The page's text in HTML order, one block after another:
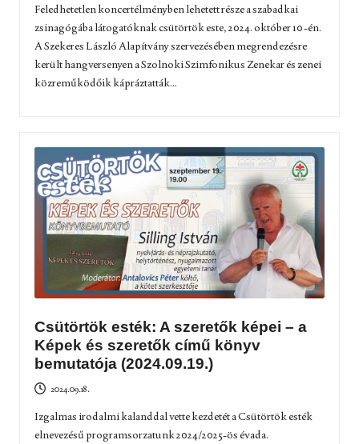
Feledhetetlen koncertélményben lehetett része a szabadkai
zsinagógába látogatóknak csütörtök este, 2024. október 10-én.
A Szekeres László Alapítvány szervezésében megrendezésre
került hangversenyen a Szolnoki Szimfonikus Zenekar és zenei
közreműködőik kápráztatták...
Csütörtök esték: A szeretők képei – a
Képek és szeretők című könyv
bemutatója (2024.09.19.)
2024.09.18.
Izgalmas irodalmi kalanddal vette kezdetét a Csütörtök esték
elnevezésű programsorzatunk 2024/2025-ös évada.